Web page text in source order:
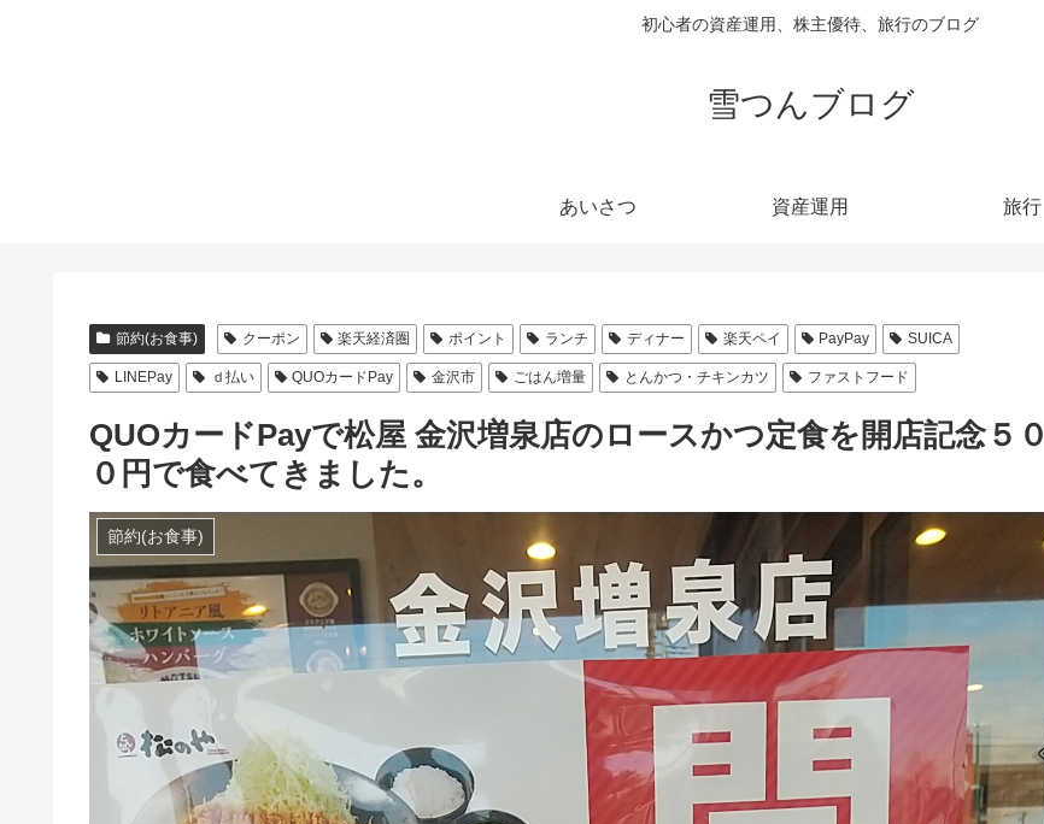
初心者の資産運用、株主優待、旅行のブログ
雪つんブログ
あいさつ 資産運用 旅行
節約(お食事) クーポン 楽天経済圏 ポイント ランチ ディナー 楽天ペイ PayPay SUICA
LINEPay ｄ払い QUOカードPay 金沢市 ごはん増量 とんかつ・チキンカツ ファストフード
QUOカードPayで松屋 金沢増泉店のロースかつ定食を開店記念５０
０円で食べてきました。
節約(お食事)